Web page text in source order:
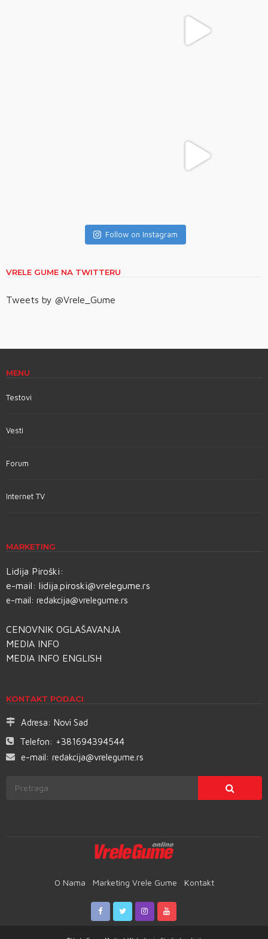
Follow on Instagram
VRELE GUME NA TWITTERU
Tweets by @Vrele_Gume
MENU
Testovi
Vesti
Forum
Internet TV
MARKETING
Lidija Piroški:
e-mail: lidija.piroski@vrelegume.rs
e-mail: redakcija@vrelegume.rs
CENOVNIK OGLAŠAVANJA
MEDIA INFO
MEDIA INFO ENGLISH
KONTAKT PODACI
Adresa: Novi Sad
Telefon: +381694394544
e-mail: redakcija@vrelegume.rs
O Nama Marketing Vrele Gume Kontakt